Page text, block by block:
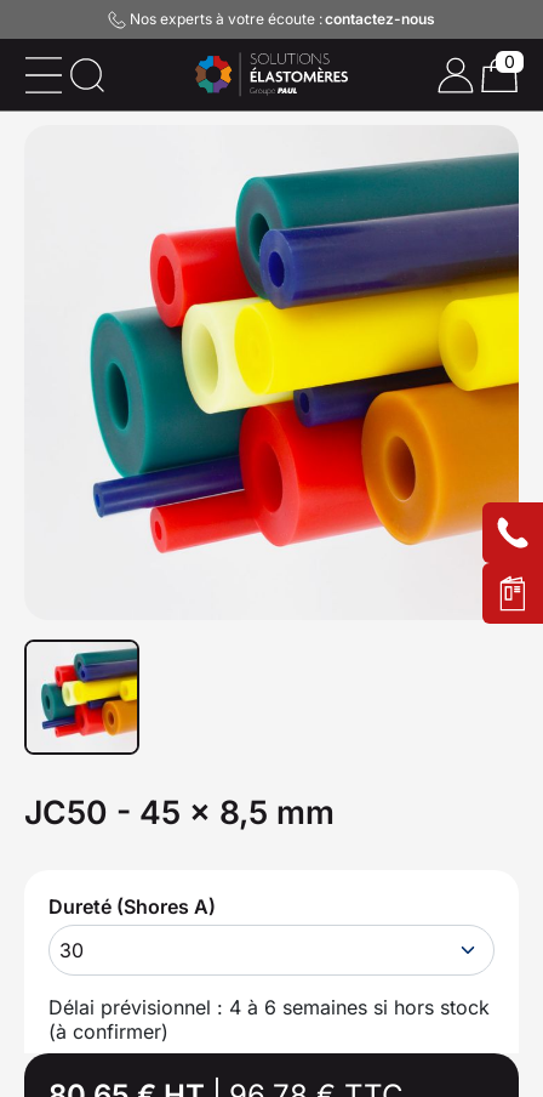
Nos experts à votre écoute :contactez-nous
JC50 - 45 x 8,5 mm
Dureté (Shores A)
30
Délai prévisionnel : 4 à 6 semaines si hors stock
(à confirmer)
0